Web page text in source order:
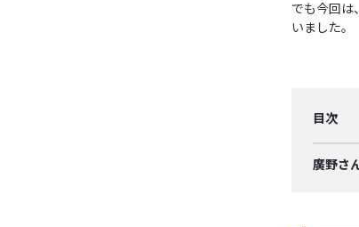
でも今回は
いました。
目次
廣野さ